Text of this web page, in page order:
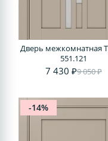
Дверь межкомнатная
551.121
7 430 ₽9 050 ₽
-14%